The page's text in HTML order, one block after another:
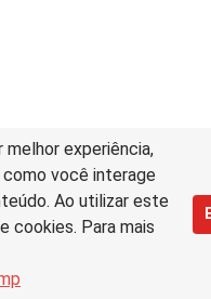
experiência,
como você interage
Ao utilizar este
cookies. Para mais